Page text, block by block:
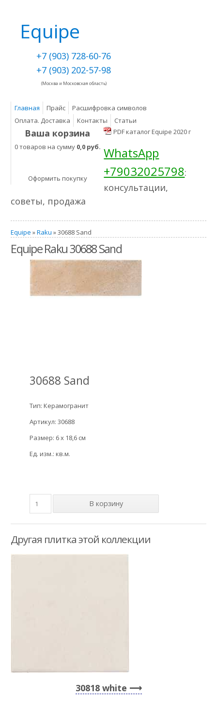
Equipe
+7 (903) 728-60-76
+7 (903) 202-57-98
(Москва и Московская область)
Главная Прайс
Расшифровка символов
Оплата. Доставка
Контакты Статьи
Ваша корзина
0 товаров на сумму 0,0 руб.
Оформить покупку
PDF каталог Equipe 2020 г
WhatsApp
+79032025798:
консультации,
советы, продажа
Equipe »Raku » 30688 Sand
Equipe Raku 30688 Sand
30688 Sand
Тип: Керамогранит
Артикул: 30688
Размер: 6 x 18,6 см
Ед. изм.: кв.м.
Другая плитка этой коллекции
30818 white